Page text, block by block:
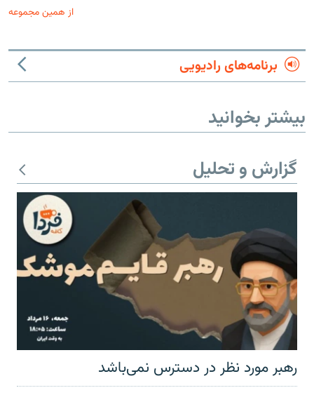
از همین مجموعه
برنامه‌های رادیویی
بیشتر بخوانید
گزارش و تحلیل
رهبر مورد نظر در دسترس نمی‌باشد